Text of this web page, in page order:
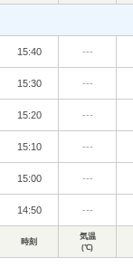
15:40 ---
15:30 ---
15:20 ---
15:10 ---
15:00 ---
14:50 ---
時刻
気温
(℃)